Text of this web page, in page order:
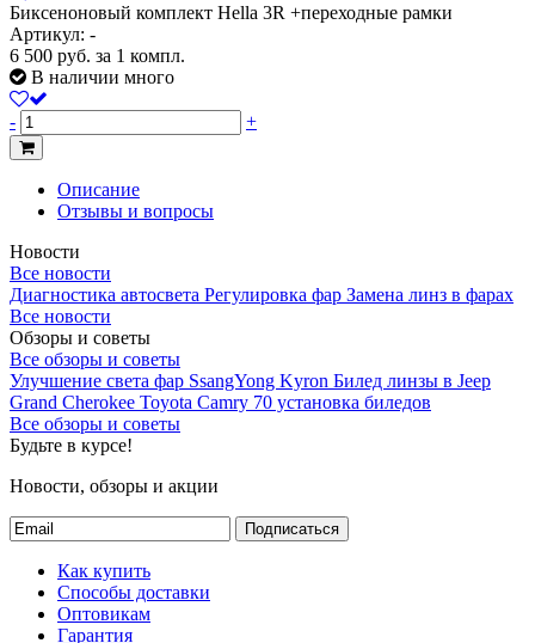
Биксеноновый комплект Hella 3R +переходные рамки
Артикул: -
6 500 руб. за 1 компл.
В наличии много
- +
Описание
Отзывы и вопросы
Новости
Все новости
Диагностика автосвета Регулировка фар Замена линз в фарах
Все новости
Обзоры и советы
Все обзоры и советы
Улучшение света фар SsangYong Kyron Билед линзы в Jeep
Grand Cherokee Toyota Camry 70 установка биледов
Все обзоры и советы
Будьте в курсе!
Новости, обзоры и акции
Подписаться
Как купить
Способы доставки
Оптовикам
Гарантия